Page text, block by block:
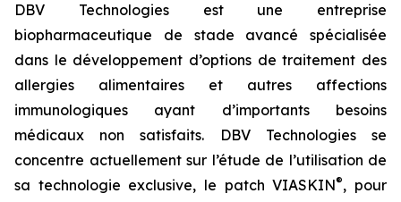
DBV Technologies est une entreprise
biopharmaceutique de stade avancé spécialisée
dans le développement d’options de traitement des
allergies alimentaires et autres affections
immunologiques ayant d’importants besoins
médicaux non satisfaits. DBV Technologies se
concentre actuellement sur l’étude de l’utilisation de
sa technologie exclusive, le patch VIASKIN®, pour